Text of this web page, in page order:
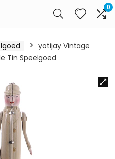
0
yotijay Vintage
Tin Speelgoed